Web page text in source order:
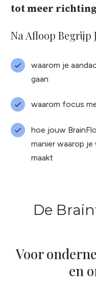
tot meer
Na Afloop Begrijp
waarom je
gaan
waarom focus
hoe jouw
manier waarop
maakt
De
Voor
en